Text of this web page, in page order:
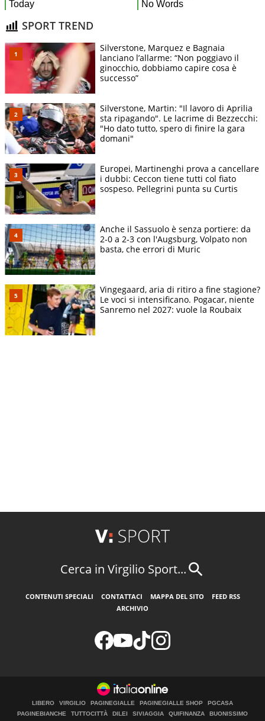
SPORT TREND
Silverstone, Marquez e Bagnaia
lanciano l’allarme: “Non poggiavo il
ginocchio, dobbiamo capire cosa è
successo”
Silverstone, Martin: "Il lavoro di Aprilia
sta ripagando". Le lacrime di Bezzecchi:
"Ho dato tutto, spero di finire la gara
domani"
Europei, Martinenghi prova a cancellare
i dubbi: Ceccon tiene tutti col fiato
sospeso. Pellegrini punta su Curtis
Anche il Sassuolo è senza portiere: da
2-0 a 2-3 con l'Augsburg, Volpato non
basta, che errori di Muric
Vingegaard, aria di ritiro a fine stagione?
Le voci si intensificano. Pogacar, niente
Sanremo nel 2027: vuole la Roubaix
Cerca in Virgilio Sport...
CONTENUTI SPECIALI CONTATTACI MAPPA DEL SITO
FEED RSS
ARCHIVIO
LIBERO VIRGILIO PAGINEGIALLE PAGINEGIALLE SHOP
PGCASA
PAGINEBIANCHE
TUTTOCITTÀ DILEI SIVIAGGIA QUIFINANZA
BUONISSIMO